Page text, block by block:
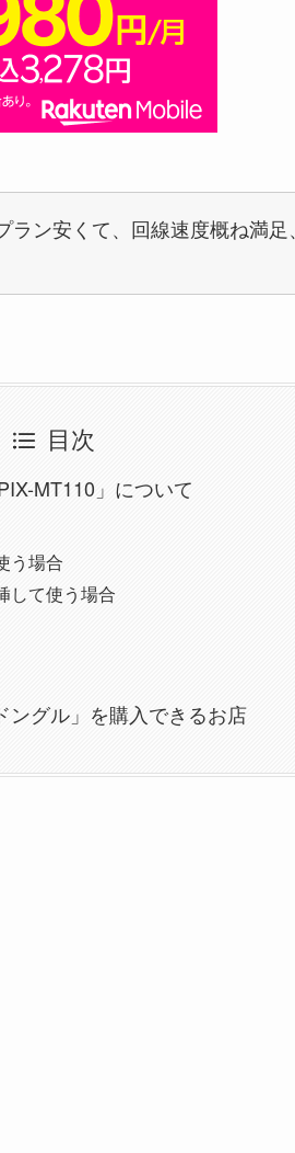
ン安くて、回線速度概ね満足、
目次
MT110」について
う場合
して使う場合
ングル」を購入できるお店